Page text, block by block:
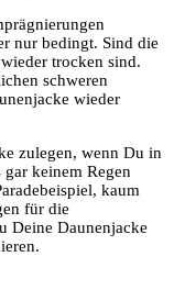
nur bedingt. Sind die
trocken sind.
schweren
wieder
zulegen, wenn Du in
keinem Regen
kaum
für die
Deine Daunenjacke